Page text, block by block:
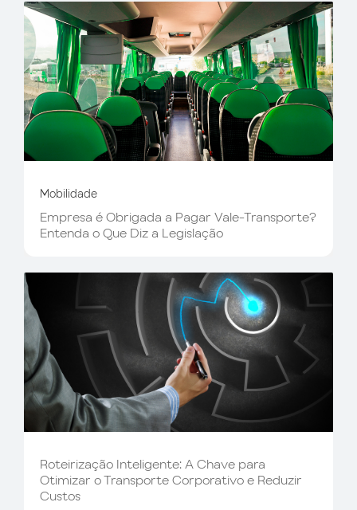
Mobilidade
Empresa é Obrigada a Pagar Vale-Transporte?
Entenda o Que Diz a Legislação
Roteirização Inteligente: A Chave para
Otimizar o Transporte Corporativo e Reduzir
Custos